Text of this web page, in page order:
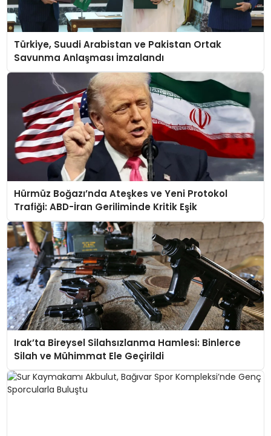
Türkiye, Suudi Arabistan ve Pakistan Ortak
Savunma Anlaşması İmzalandı
Hürmüz Boğazı’nda Ateşkes ve Yeni Protokol
Trafiği: ABD-İran Geriliminde Kritik Eşik
Irak’ta Bireysel Silahsızlanma Hamlesi: Binlerce
Silah ve Mühimmat Ele Geçirildi